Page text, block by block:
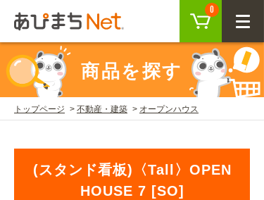
0
CLOSE
ログイン
会員登録
商品を探す
SEARCH
商品を探す
トップページ 不動産・建築 オープンハウス
(スタンド看板)〈Tall〉OPEN
HOUSE 7 [SO]